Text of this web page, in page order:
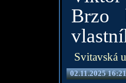
Brzo
Svitavská
02.11.2025